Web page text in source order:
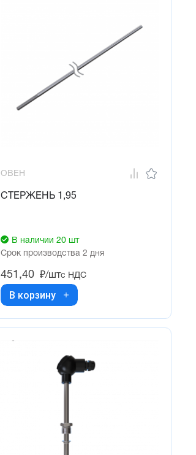
ОВЕН
СТЕРЖЕНЬ 1,95
В наличии 20 шт
Срок производства 2 дня
451,40 ₽/штс НДС
В корзину